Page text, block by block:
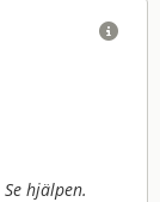
hjälpen.
